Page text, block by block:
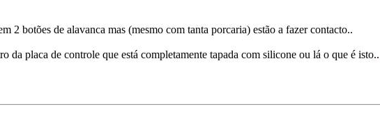
2 botões de alavanca mas (mesmo com tanta porcaria) estão a fazer contacto..
da placa de controle que está completamente tapada com silicone ou lá o que é isto..